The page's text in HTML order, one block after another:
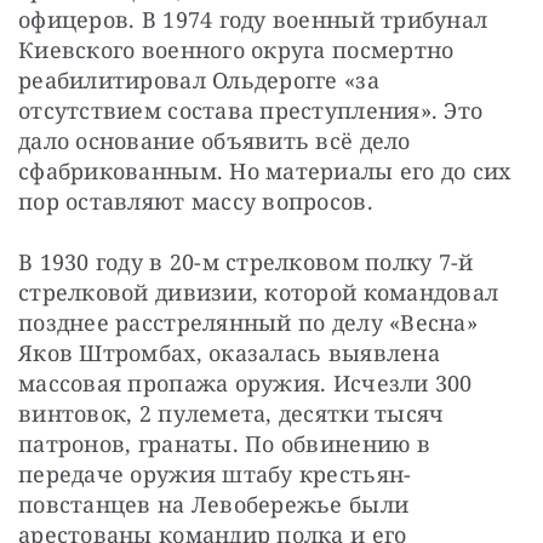
офицеров. В 1974 году военный трибунал
Киевского военного округа посмертно
реабилитировал Ольдерогге «за
отсутствием состава преступления». Это
дало основание объявить всё дело
сфабрикованным. Но материалы его до сих
пор оставляют массу вопросов.
В 1930 году в 20-м стрелковом полку 7-й
стрелковой дивизии, которой командовал
позднее расстрелянный по делу «Весна»
Яков Штромбах, оказалась выявлена
массовая пропажа оружия. Исчезли 300
винтовок, 2 пулемета, десятки тысяч
патронов, гранаты. По обвинению в
передаче оружия штабу крестьян-
повстанцев на Левобережье были
арестованы командир полка и его